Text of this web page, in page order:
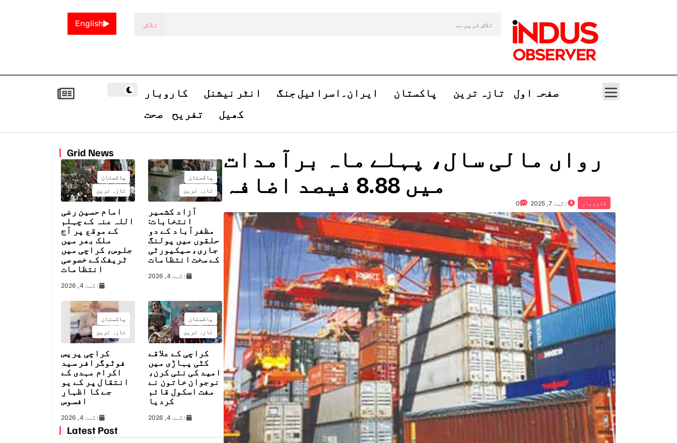
English
صفحہ اول تازہ ترین پاکستان ایران۔اسرائیل جنگ انٹر نیشنل
کاروبار
کھیل
تفریح صحت
رواں مالی سال، پہلے ماہ برآمدات
میں 8.88 فیصد اضافہ
کاروبار اگست 7, 2025 0
Grid News
پاکستان
تازہ ترین
آزاد کشمیر
انتخابات:
مظفرآباد کے دو
حلقوں میں پولنگ
جاری، سیکیورٹی
کے سخت انتظامات
اگست 4, 2026
پاکستان
تازہ ترین
امام حسین رضی
اللہ عنہ کے چہلم
کے موقع پر آج
ملک بھر میں
جلوس، کراچی میں
ٹریفک کے خصوصی
انتظامات
اگست 4, 2026
پاکستان
تازہ ترین
کراچی کے علاقے
کٹی پہاڑی میں
امید کی نئی کرن،
نوجوان خاتون نے
مفت اسکول قائم
کردیا
اگست 4, 2026
پاکستان
تازہ ترین
کراچی پریس
فوٹوگرافر سید
اکرام مہدی کے
انتقال پر کے یو
جے کا اظہارِ
افسوس
اگست 4, 2026
Latest Post